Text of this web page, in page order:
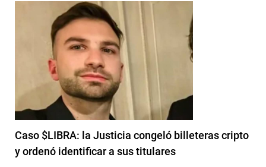
Caso $LIBRA: la Justicia congeló billeteras cripto
y ordenó identificar a sus titulares